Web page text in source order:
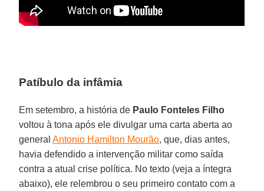
Patíbulo da infâmia
Em setembro, a história de Paulo Fonteles Filho
voltou à tona após ele divulgar uma carta aberta ao
generalAntonio Hamilton Mourão, que, dias antes,
havia defendido a intervenção militar como saída
contra a atual crise política. No texto (veja a íntegra
abaixo), ele relembrou o seu primeiro contato com a